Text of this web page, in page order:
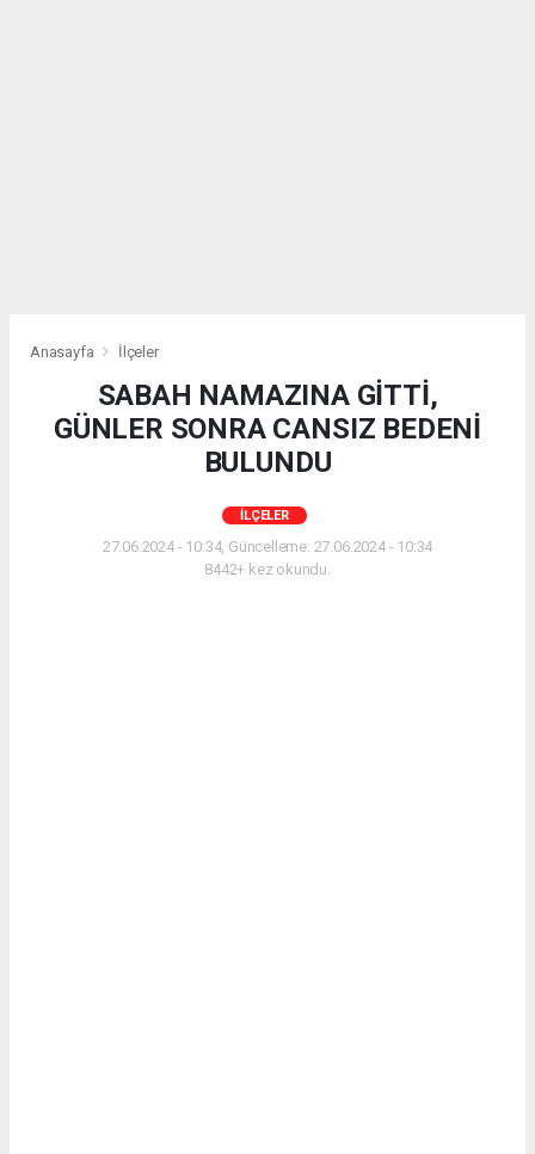
Anasayfa İlçeler
SABAH NAMAZINA GİTTİ,
GÜNLER SONRA CANSIZ BEDENİ
BULUNDU
İLÇELER
27.06.2024 - 10:34, Güncelleme: 27.06.2024 - 10:34
8442+ kez okundu.